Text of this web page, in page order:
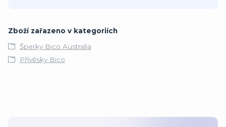
Zboží zařazeno v kategoriích
Šperky Bico Australia
Přívěsky Bico